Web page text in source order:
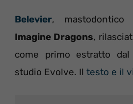
Belevier, mastodontico
Imagine Dragons,
come primo estratto
studio Evolve. Il testo e il